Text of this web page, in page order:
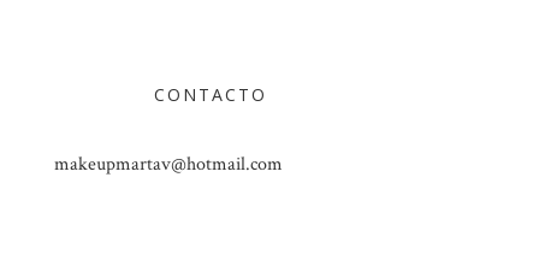
CONTACTO
makeupmartav@hotmail.com